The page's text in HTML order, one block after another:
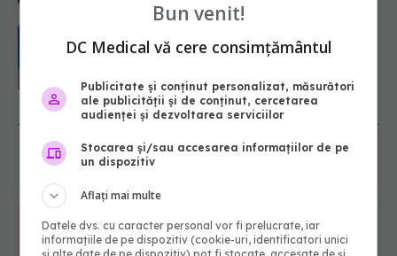
după 45 de ani ca să întârzii
06.08.2026, 13:03
URMĂREȘTE-NE ȘI PE:
URMĂRITORI 6560
365 1401
Bun venit!
DC Medical vă cere consimțământul
Publicitate și conținut personalizat, măsurători
ale publicității și de conținut, cercetarea
audienței și dezvoltarea serviciilor
Stocarea și/sau accesarea informațiilor de pe
un dispozitiv
Aflați mai multe
Datele dvs. cu caracter personal vor fi prelucrate, iar
informațiile de pe dispozitiv (cookie-uri, identificatori unici